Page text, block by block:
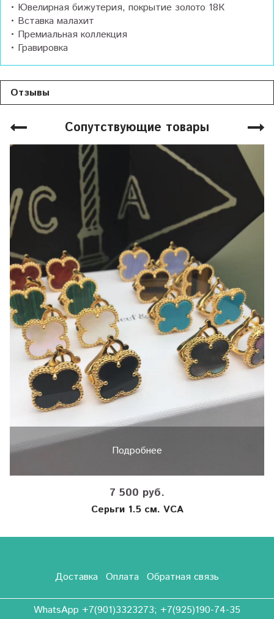
• Ювелирная бижутерия, покрытие золото 18К
• Вставка малахит
• Премиальная коллекция
• Гравировка
Отзывы
Сопутствующие товары
Подробнее
7 500 руб.
Серьги 1.5 см. VCA
Доставка Оплата Обратная связь
WhatsApp +7(901)3323273; +7(925)190-74-35